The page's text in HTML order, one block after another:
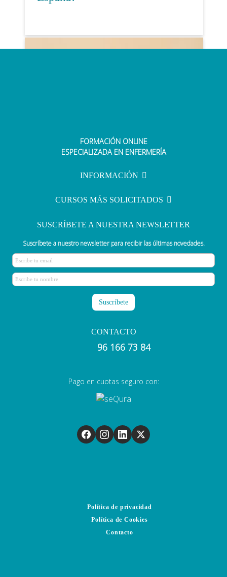
¿Qué debe incluir un botiquín de
FORMACIÓN ONLINE
ESPECIALIZADA EN ENFERMERÍA
INFORMACIÓN
CURSOS MÁS SOLICITADOS
SUSCRÍBETE A NUESTRA NEWSLETTER
Suscríbete a nuestro newsletter para recibir las últimas novedades.
CONTACTO
96 166 73 84
Pago en cuotas seguro con:
Política de privacidad
Política de Cookies
Contacto